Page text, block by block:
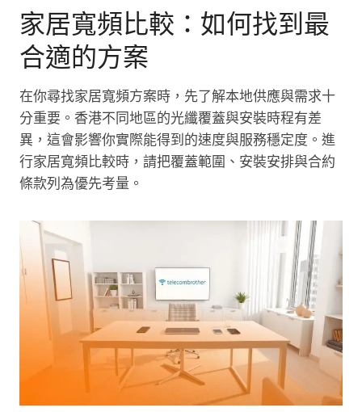
家居寬頻比較：如何找到最
合適的方案
在你尋找家居寬頻方案時，先了解本地供應與需求十
分重要。香港不同地區的光纖覆蓋與安裝時程有差
異，這會影響你實際能得到的速度與服務穩定度。進
行家居寬頻比較時，請把覆蓋範圍、安裝安排與合約
條款列為優先考量。